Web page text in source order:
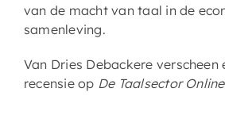
van de macht van taal in de
samenleving.
Van Dries Debackere verscheen
recensie op De Taalsector Online